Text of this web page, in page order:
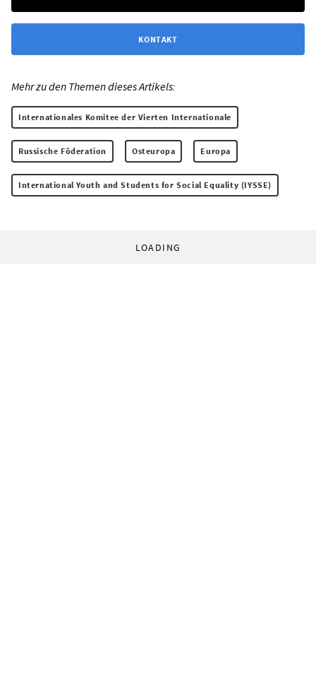
KONTAKT
Mehr zu den Themen dieses Artikels:
Internationales Komitee der Vierten Internationale
Russische Föderation Osteuropa Europa
International Youth and Students for Social Equality (IYSSE)
LOADING